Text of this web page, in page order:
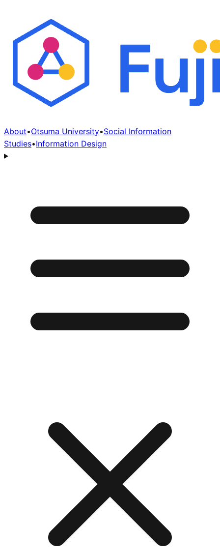
About•Otsuma University•Social Information
Studies•Information Design